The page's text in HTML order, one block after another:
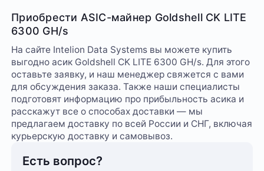
Приобрести ASIC-майнер Goldshell CK LITE
6300 GH/s
На сайте Intelion Data Systems вы можете купить
выгодно асик Goldshell CK LITE 6300 GH/s. Для этого
оставьте заявку, и наш менеджер свяжется с вами
для обсуждения заказа. Также наши специалисты
подготовят информацию про прибыльность асика и
расскажут все о способах доставки — мы
предлагаем доставку по всей России и СНГ, включая
курьерскую доставку и самовывоз.
Есть вопрос?